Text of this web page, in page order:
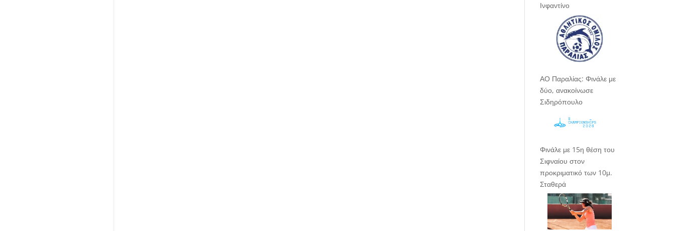
Ινφαντίνο
ΑΟ Παραλίας: Φινάλε με
δύο, ανακοίνωσε
Σιδηρόπουλο
Φινάλε με 15η θέση του
Σιφναίου στον
προκριματικό των 10μ.
Σταθερά